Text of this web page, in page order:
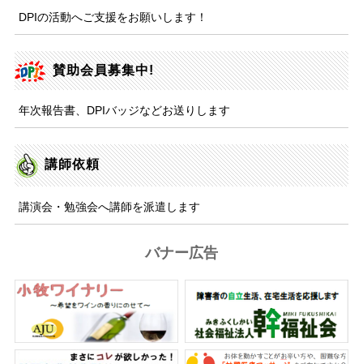
DPIの活動へご支援をお願いします！
賛助会員募集中!
年次報告書、DPIバッジなどお送りします
講師依頼
講演会・勉強会へ講師を派遣します
バナー広告